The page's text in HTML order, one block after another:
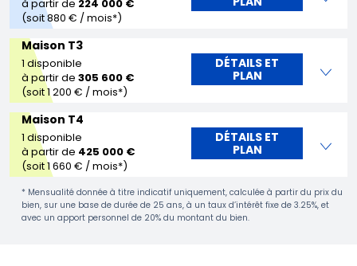
à partir de 224 000 €
(soit 880 € / mois*)
Maison T3
1 disponible
à partir de305 600 €
(soit 1 200 € / mois*)
DÉTAILS ET
PLAN
Maison T4
1 disponible
à partir de 425 000 €
(soit 1 660 € / mois*)
DÉTAILS ET
PLAN
* Mensualité donnée à titre indicatif uniquement, calculée à partir du prix du
bien, sur une base de durée de 25 ans, à un taux d’intérêt fixe de 3.25%, et
avec un apport personnel de 20% du montant du bien.